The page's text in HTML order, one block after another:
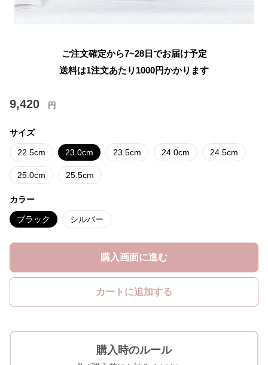
ご注文確定から7~28日でお届け予定
送料は1注文あたり 1000円かかります
9,420 円
サイズ
22.5cm 23.0cm 23.5cm 24.0cm 24.5cm
25.0cm 25.5cm
カラー
ブラック シルバー
購入画面に進む
カートに追加する
購入時のルール